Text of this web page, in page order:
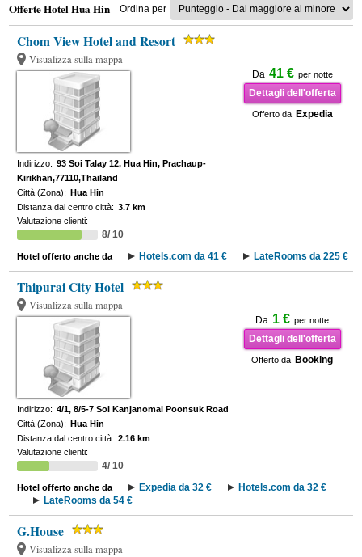
Offerte Hotel Hua Hin Ordina per
Chom View Hotel and Resort
Visualizza sulla mappa
Da 41 € per notte
Dettagli dell'offerta
Offerto da Expedia
Indirizzo: 93 Soi Talay 12, Hua Hin, Prachaup-
Kirikhan,77110,Thailand
Città (Zona): Hua Hin
Distanza dal centro città: 3.7 km
Valutazione clienti:
8/ 10
Hotel offerto anche da Hotels.com da 41 € LateRooms da 225 €
Thipurai City Hotel
Visualizza sulla mappa
Da 1 € per notte
Dettagli dell'offerta
Offerto da Booking
Indirizzo: 4/1, 8/5-7 Soi Kanjanomai Poonsuk Road
Città (Zona): Hua Hin
Distanza dal centro città: 2.16 km
Valutazione clienti:
4/ 10
Hotel offerto anche da Expedia da 32 €
Hotels.com da 32 €
LateRooms da 54 €
G.House
Visualizza sulla mappa